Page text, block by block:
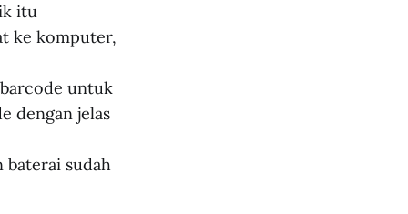
itu
ke komputer,
untuk
dengan jelas
baterai sudah